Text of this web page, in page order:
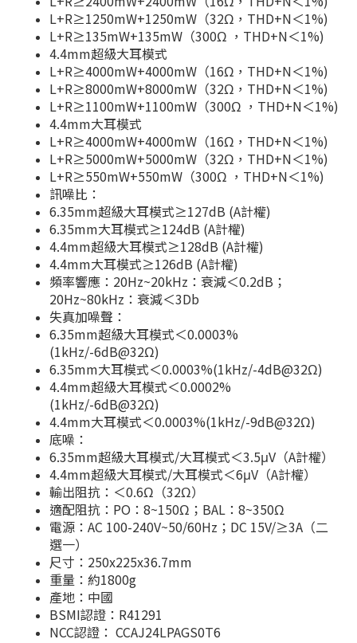
L+R≥1250mW+1250mW（32Ω，THD+N＜1%)
L+R≥135mW+135mW（300Ω ，THD+N＜1%)
4.4mm超級大耳模式
L+R≥4000mW+4000mW（16Ω，THD+N＜1%)
L+R≥8000mW+8000mW（32Ω，THD+N＜1%)
L+R≥1100mW+1100mW（300Ω ，THD+N＜1%)
4.4mm大耳模式
L+R≥4000mW+4000mW（16Ω，THD+N＜1%)
L+R≥5000mW+5000mW（32Ω，THD+N＜1%)
L+R≥550mW+550mW（300Ω ，THD+N＜1%)
訊噪比：
6.35mm超級大耳模式≥127dB (A計權)
6.35mm大耳模式≥124dB (A計權)
4.4mm超級大耳模式≥128dB (A計權)
4.4mm大耳模式≥126dB (A計權)
頻率響應：20Hz~20kHz：衰減＜0.2dB；
20Hz~80kHz：衰減＜3Db
失真加噪聲：
6.35mm超級大耳模式＜0.0003%
(1kHz/-6dB@32Ω)
6.35mm大耳模式＜0.0003%(1kHz/-4dB@32Ω)
4.4mm超級大耳模式＜0.0002%
(1kHz/-6dB@32Ω)
4.4mm大耳模式＜0.0003%(1kHz/-9dB@32Ω)
底噪：
6.35mm超級大耳模式/大耳模式＜3.5μV（A計權）
4.4mm超級大耳模式/大耳模式＜6μV（A計權）
輸出阻抗：＜0.6Ω（32Ω）
適配阻抗：PO：8~150Ω；BAL：8~350Ω
電源：AC 100-240V~50/60Hz；DC 15V/≥3A（二
選一）
尺寸：250x225x36.7mm
重量：約1800g
產地：中國
BSMI認證：R41291
NCC認證： CCAJ24LPAGS0T6